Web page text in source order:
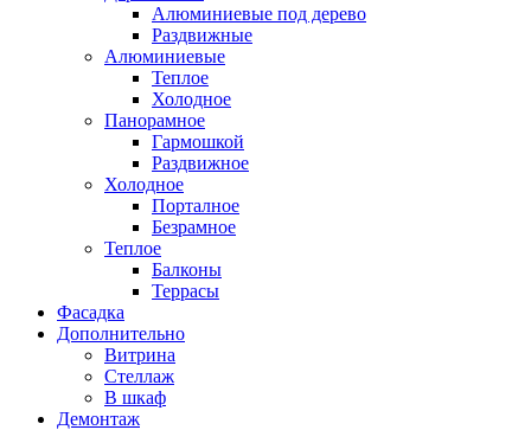
Алюминиевые под дерево
Раздвижные
Алюминиевые
Теплое
Холодное
Панорамное
Гармошкой
Раздвижное
Холодное
Порталное
Безрамное
Теплое
Балконы
Террасы
Фасадка
Дополнительно
Витрина
Стеллаж
В шкаф
Демонтаж